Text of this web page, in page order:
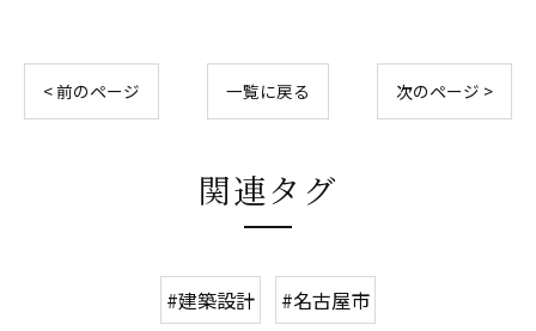
< 前のページ 一覧に戻る 次のページ >
関連タグ
#建築設計 #名古屋市